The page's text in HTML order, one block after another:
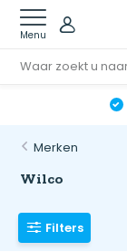
Menu
Merken
Wilco
Filters